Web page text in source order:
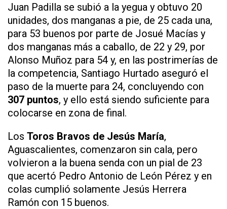
Juan Padilla se subió a la yegua y obtuvo 20
unidades, dos manganas a pie, de 25 cada una,
para 53 buenos por parte de Josué Macías y
dos manganas más a caballo, de 22 y 29, por
Alonso Muñoz para 54 y, en las postrimerías de
la competencia, Santiago Hurtado aseguró el
paso de la muerte para 24, concluyendo con
307 puntos, y ello está siendo suficiente para
colocarse en zona de final.
Los Toros Bravos de Jesús María,
Aguascalientes, comenzaron sin cala, pero
volvieron a la buena senda con un pial de 23
que acertó Pedro Antonio de León Pérez y en
colas cumplió solamente Jesús Herrera
Ramón con 15 buenos.